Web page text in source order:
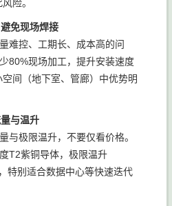
险。
免现场焊接
难控、工期长、成本高的问
80%现场加工，提升安装速度
间（地下室、管廊）中优势明
与温升
与极限温升，不要仅看价格。
T2紫铜导体，极限温升
特别适合数据中心等快速迭代